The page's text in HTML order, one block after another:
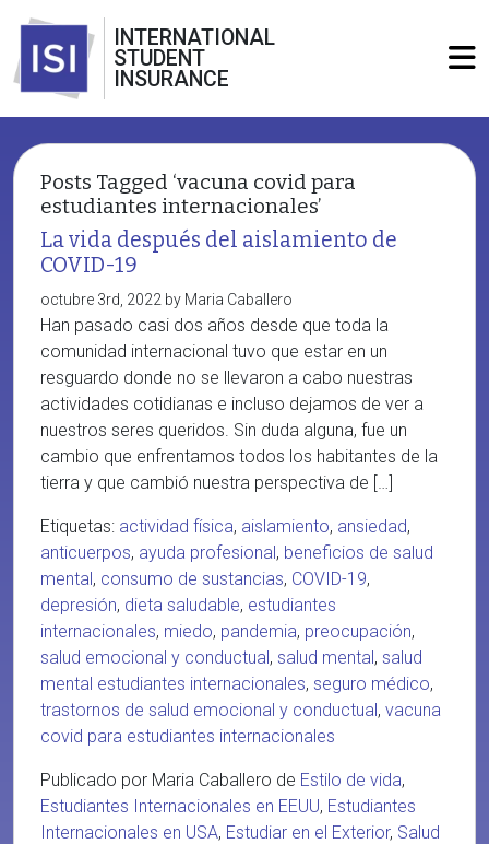
INTERNATIONAL
STUDENT
INSURANCE
Posts Tagged ‘vacuna covid para
estudiantes internacionales’
La vida después del aislamiento de
COVID-19
octubre 3rd, 2022 by Maria Caballero
Han pasado casi dos años desde que toda la
comunidad internacional tuvo que estar en un
resguardo donde no se llevaron a cabo nuestras
actividades cotidianas e incluso dejamos de ver a
nuestros seres queridos. Sin duda alguna, fue un
cambio que enfrentamos todos los habitantes de la
tierra y que cambió nuestra perspectiva de […]
Etiquetas: actividad física, aislamiento, ansiedad,
anticuerpos, ayuda profesional, beneficios de salud
mental, consumo de sustancias, COVID-19,
depresión, dieta saludable, estudiantes
internacionales, miedo, pandemia, preocupación,
salud emocional y conductual, salud mental, salud
mental estudiantes internacionales, seguro médico,
trastornos de salud emocional y conductual, vacuna
covid para estudiantes internacionales
Publicado por Maria Caballero de Estilo de vida,
Estudiantes Internacionales en EEUU, Estudiantes
Internacionales en USA, Estudiar en el Exterior, Salud